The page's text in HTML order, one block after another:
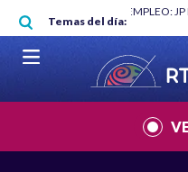
Pasar al contenido principal
Temas del día:
MÍNIMO NO DESTRUYÓ EMPLEO:
MUNDIAL 2026
|